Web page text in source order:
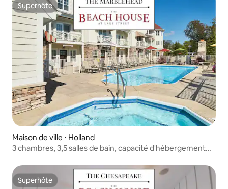
Superhôte
Superhôte
Maison de ville ⋅ Holland
3 chambres, 3,5 salles de bain, capacité d'hébergement
Superhôte
Superhôte